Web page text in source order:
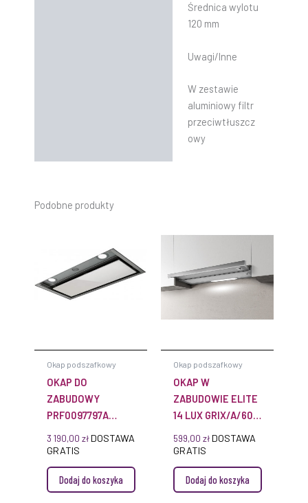
Średnica wylotu
120 mm
Uwagi/Inne
W zestawie
aluminiowy filtr
przeciwtłuszcz
owy
Podobne produkty
Okap podszafkowy
OKAP DO
ZABUDOWY
PRF0097797A
STAL NIERDZEWNA
3 190,00 zł DOSTAWA
GRATIS
Dodaj do koszyka
Okap podszafkowy
OKAP W
ZABUDOWIE ELITE
14 LUX GRIX/A/60
SZARY+STAL
NIERDZEWNA
599,00 zł DOSTAWA
GRATIS
Dodaj do koszyka